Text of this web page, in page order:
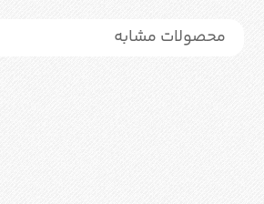
محصولات مشابه